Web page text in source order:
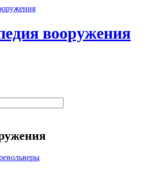
вооружения